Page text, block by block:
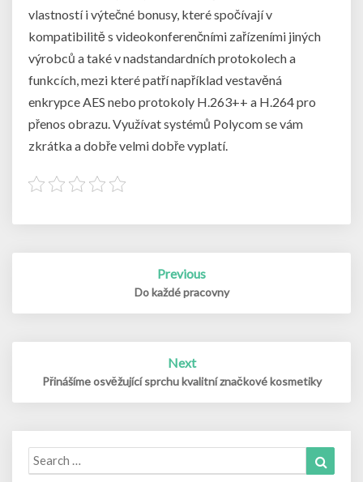
vlastností i výtečné bonusy, které spočívají v
kompatibilitě s videokonferenčními zařízeními jiných
výrobců a také v nadstandardních protokolech a
funkcích, mezi které patří například vestavěná
enkrypce AES nebo protokoly H.263++ a H.264 pro
přenos obrazu. Využívat systémů Polycom se vám
zkrátka a dobře velmi dobře vyplatí.
Previous
Do každé pracovny
Next
Přinášíme osvěžující sprchu kvalitní značkové kosmetiky
Search
for: